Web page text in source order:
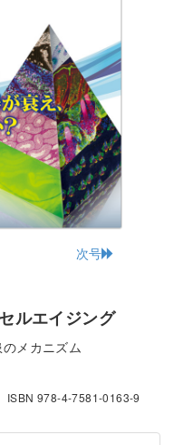
次号
ルエイジング
メカニズム
ISBN 978-4-7581-0163-9